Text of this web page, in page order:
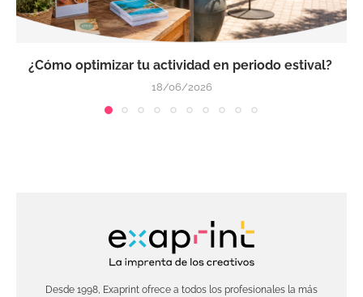
¿Cómo optimizar tu actividad en periodo estival?
18/06/2026
Desde 1998, Exaprint ofrece a todos los profesionales la más